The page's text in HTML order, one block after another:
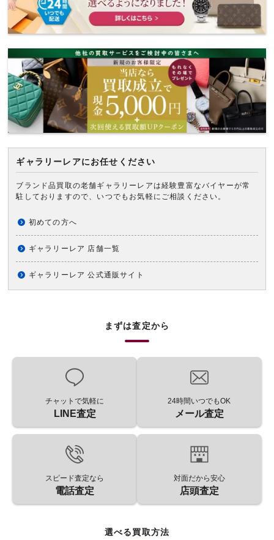
ギャラリーレアにお任せください
ブランド品買取の老舗ギャラリーレアは経験豊富なバイヤーが常
駐しておりますので、いつでもお気軽にご相談ください。
初めての方へ
ギャラリーレア 店舗一覧
ギャラリーレア 公式通販サイト
まずは査定から
チャットで気軽に
LINE査定
24時間いつでもOK
メール査定
スピード査定なら
電話査定
対面だから安心
店頭査定
選べる買取方法